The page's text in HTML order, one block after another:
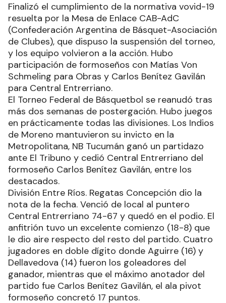
Finalizó el cumplimiento de la normativa vovid-19
resuelta por la Mesa de Enlace CAB-AdC
(Confederación Argentina de Básquet-Asociación
de Clubes), que dispuso la suspensión del torneo,
y los equipo volvieron a la acción. Hubo
participación de formoseños con Matías Von
Schmeling para Obras y Carlos Benítez Gavilán
para Central Entrerriano.
El Torneo Federal de Básquetbol se reanudó tras
más dos semanas de postergación. Hubo juegos
en prácticamente todas las divisiones. Los Indios
de Moreno mantuvieron su invicto en la
Metropolitana, NB Tucumán ganó un partidazo
ante El Tribuno y cedió Central Entrerriano del
formoseño Carlos Benítez Gavilán, entre los
destacados.
División Entre Ríos. Regatas Concepción dio la
nota de la fecha. Venció de local al puntero
Central Entrerriano 74-67 y quedó en el podio. El
anfitrión tuvo un excelente comienzo (18-8) que
le dio aire respecto del resto del partido. Cuatro
jugadores en doble dígito donde Aguirre (16) y
Dellavedova (14) fueron los goleadores del
ganador, mientras que el máximo anotador del
partido fue Carlos Benítez Gavilán, el ala pivot
formoseño concretó 17 puntos.